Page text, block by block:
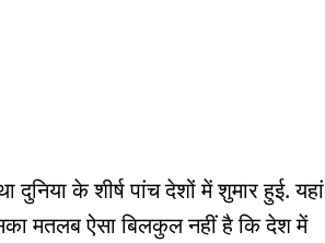
के शीर्ष पांच देशों में शुमार हुई. यहां
मतलब ऐसा बिलकुल नहीं है कि देश में